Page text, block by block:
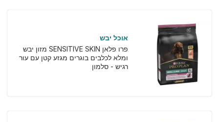
אוכל יבש
פרו פלאן SENSITIVE SKIN מזון יבש
ומלא לכלבים בוגרים מגזע קטן עם עור
רגיש - סלמון